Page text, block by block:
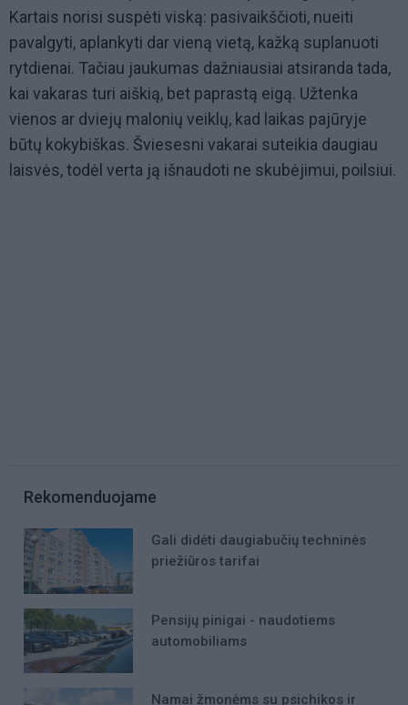
Kartais norisi suspėti viską: pasivaikščioti, nueiti
pavalgyti, aplankyti dar vieną vietą, kažką suplanuoti
rytdienai. Tačiau jaukumas dažniausiai atsiranda tada,
kai vakaras turi aiškią, bet paprastą eigą. Užtenka
vienos ar dviejų malonių veiklų, kad laikas pajūryje
būtų kokybiškas. Šviesesni vakarai suteikia daugiau
laisvės, todėl verta ją išnaudoti ne skubėjimui, poilsiui.
Rekomenduojame
Gali didėti daugiabučių techninės
priežiūros tarifai
Pensijų pinigai - naudotiems
automobiliams
Namai žmonėms su psichikos ir